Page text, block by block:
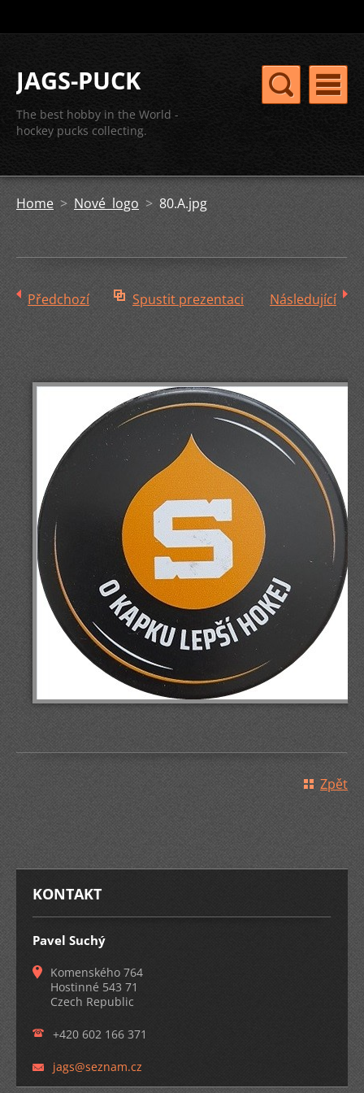
JAGS-PUCK
The best hobby in the World -
hockey pucks collecting.
Home > Nové logo > 80.A.jpg
Předchozí Spustit prezentaci Následující
Zpět
KONTAKT
Pavel Suchý
Komenského 764
Hostinné 543 71
Czech Republic
+420 602 166 371
jags@seznam.cz